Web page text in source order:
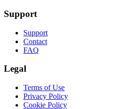
Support
Support
Contact
FAQ
Legal
Terms of Use
Privacy Policy
Cookie Policy